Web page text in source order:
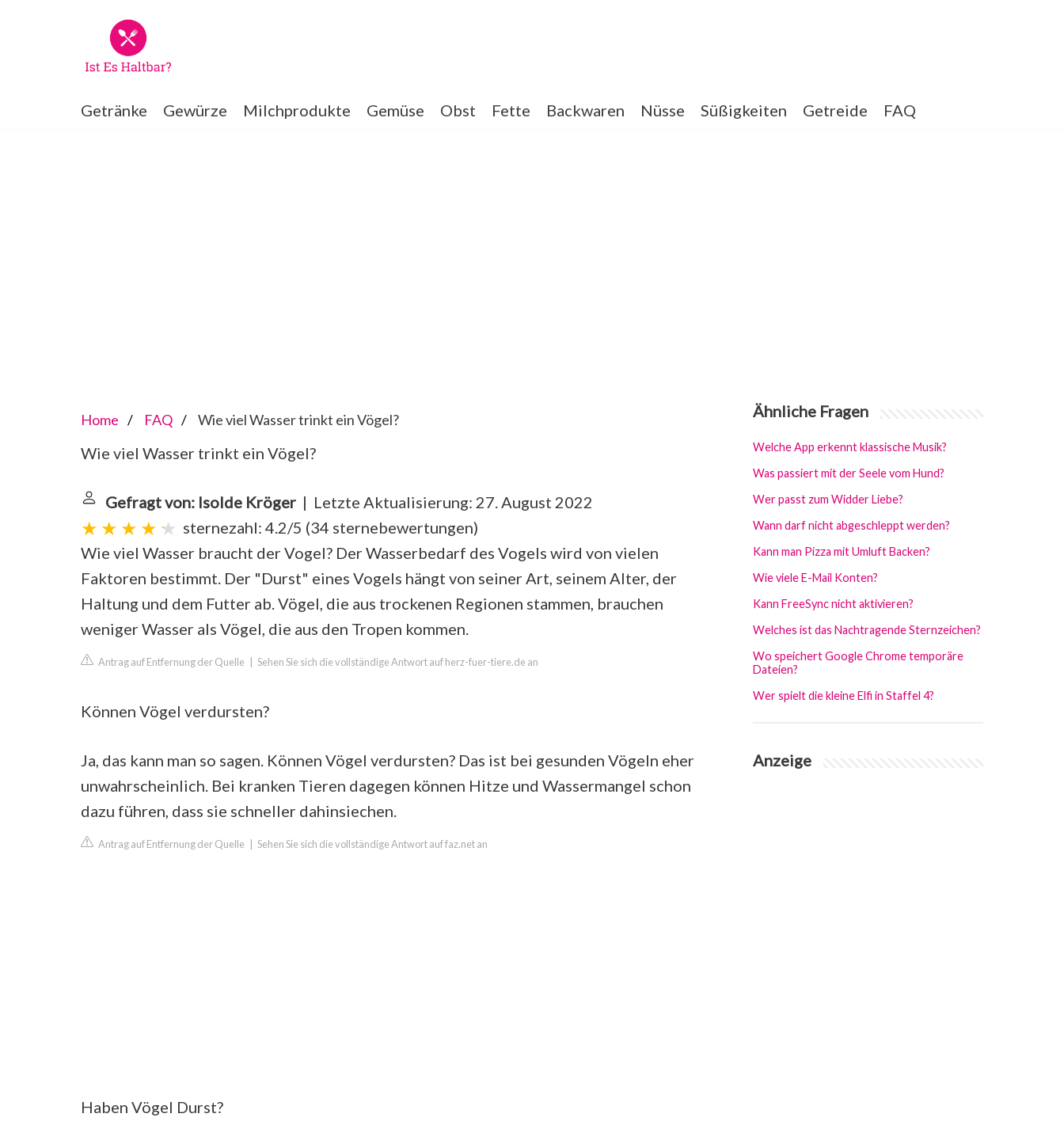
Getränke Gewürze Milchprodukte Gemüse Obst Fette Backwaren Nüsse Süßigkeiten Getreide FAQ
Home FAQ Wie viel Wasser trinkt ein Vögel?
Wie viel Wasser trinkt ein Vögel?
Gefragt von: Isolde Kröger | Letzte Aktualisierung: 27. August 2022
sternezahl: 4.2/5 (34 sternebewertungen)
Wie viel Wasser braucht der Vogel? Der Wasserbedarf des Vogels wird von vielen
Faktoren bestimmt. Der "Durst" eines Vogels hängt von seiner Art, seinem Alter, der
Haltung und dem Futter ab. Vögel, die aus trockenen Regionen stammen, brauchen
weniger Wasser als Vögel, die aus den Tropen kommen.
Antrag auf Entfernung der Quelle Sehen Sie sich die vollständige Antwort auf herz-fuer-tiere.de an
Können Vögel verdursten?
Ja, das kann man so sagen. Können Vögel verdursten? Das ist bei gesunden Vögeln eher
unwahrscheinlich. Bei kranken Tieren dagegen können Hitze und Wassermangel schon
dazu führen, dass sie schneller dahinsiechen.
Antrag auf Entfernung der Quelle Sehen Sie sich die vollständige Antwort auf faz.net an
Haben Vögel Durst?
Ähnliche Fragen
Welche App erkennt klassische Musik?
Was passiert mit der Seele vom Hund?
Wer passt zum Widder Liebe?
Wann darf nicht abgeschleppt werden?
Kann man Pizza mit Umluft Backen?
Wie viele E-Mail Konten?
Kann FreeSync nicht aktivieren?
Welches ist das Nachtragende Sternzeichen?
Wo speichert Google Chrome temporäre
Dateien?
Wer spielt die kleine Elfi in Staffel 4?
Anzeige